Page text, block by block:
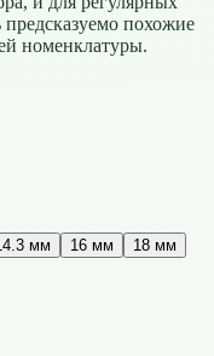
предсказуемо похожие
номенклатуры.
мм 16 мм
18 мм